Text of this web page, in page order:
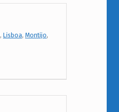
, Lisboa, Montijo,